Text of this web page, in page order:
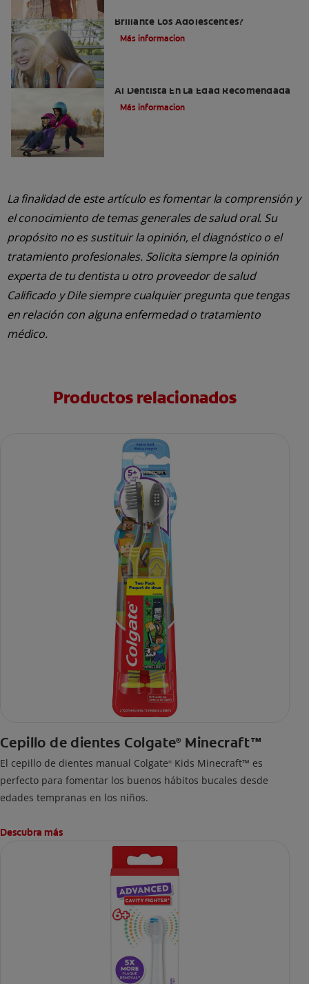
Brillante Los Adolescentes?
Más informacion
Al Dentista En La Edad Recomendada
Más informacion
La finalidad de este artículo es fomentar la comprensión y
el conocimiento de temas generales de salud oral. Su
propósito no es sustituir la opinión, el diagnóstico o el
tratamiento profesionales. Solicita siempre la opinión
experta de tu dentista u otro proveedor de salud
Calificado y Dile siempre cualquier pregunta que tengas
en relación con alguna enfermedad o tratamiento
médico.
Productos relacionados
Cepillo de dientes Colgate® Minecraft™
El cepillo de dientes manual Colgate® Kids Minecraft™ es
perfecto para fomentar los buenos hábitos bucales desde
edades tempranas en los niños.
Descubra más